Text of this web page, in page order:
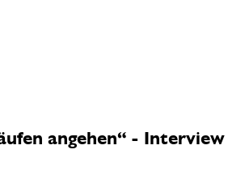
angehen“ - Interview